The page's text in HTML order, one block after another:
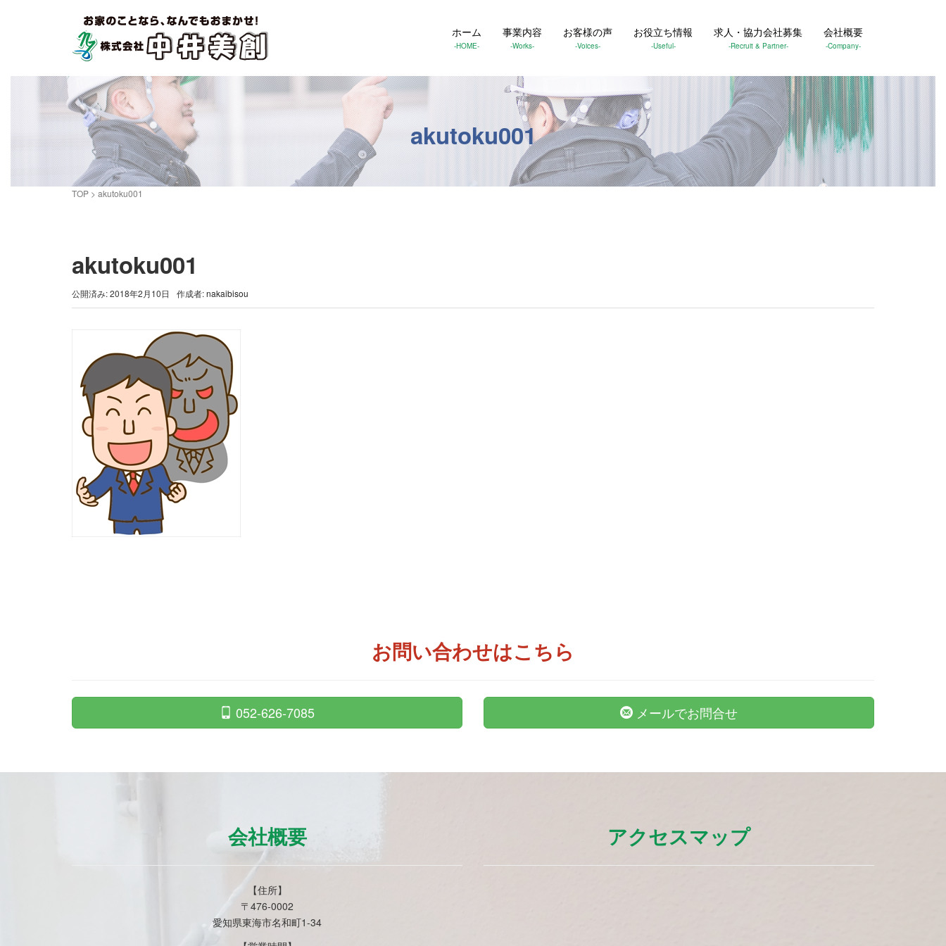
ホーム
-HOME-
事業内容
-Works-
お客様の声
-Voices-
お役立ち情報
-Useful-
求人・協力会社募集
-Recruit & Partner-
会社概要
-Company-
akutoku001
TOP > akutoku001
akutoku001
公開済み: 2018年2月10日 作成者:nakaibisou
お問い合わせはこちら
052-626-7085 メールでお問合せ
会社概要
【住所】
〒476-0002
愛知県東海市名和町1-34
アクセスマップ